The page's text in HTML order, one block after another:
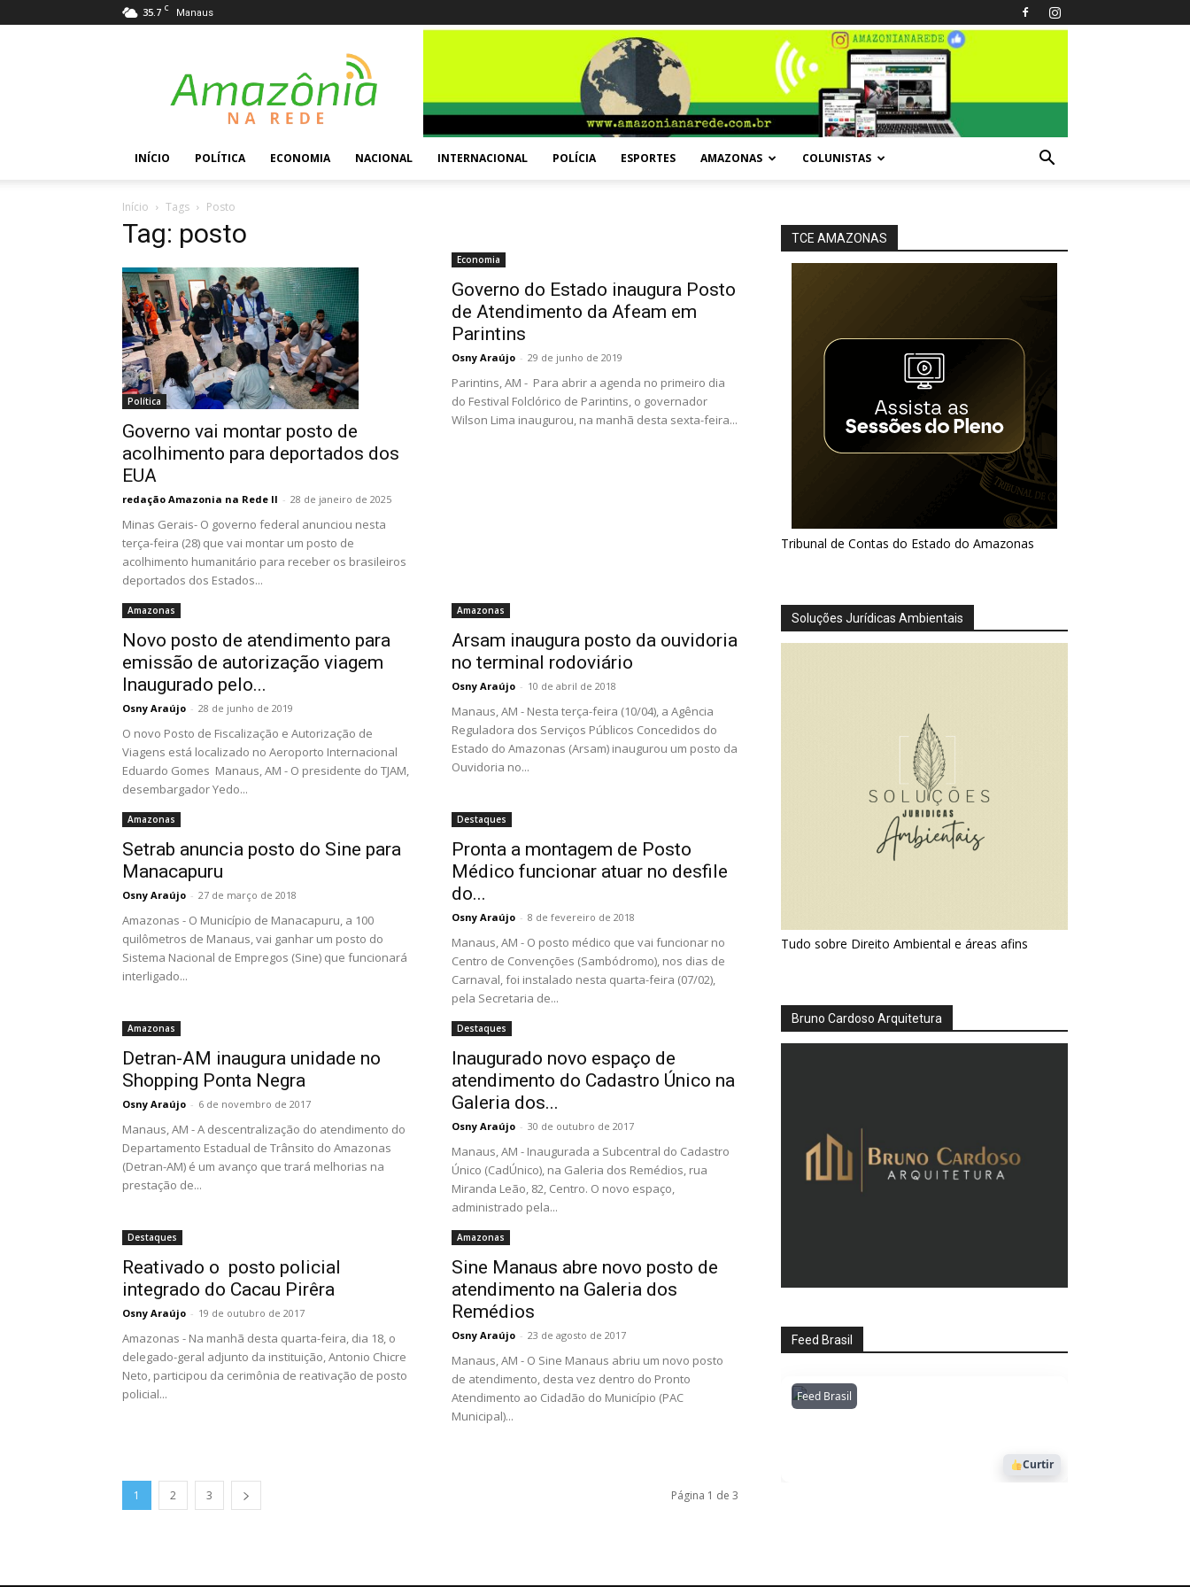
35.7 C Manaus
Rede
INÍCIO POLÍTICA ECONOMIA NACIONAL INTERNACIONAL POLÍCIA ESPORTES AMAZONAS COLUNISTAS
Início Tags Posto
Tag: posto
Política
Governo vai montar posto de
acolhimento para deportados dos
EUA
redação Amazonia na Rede II - 28 de janeiro de 2025
Minas Gerais- O governo federal anunciou nesta
terça-feira (28) que vai montar um posto de
acolhimento humanitário para receber os brasileiros
deportados dos Estados...
Economia
Governo do Estado inaugura Posto
de Atendimento da Afeam em
Parintins
Osny Araújo - 29 de junho de 2019
Parintins, AM - Para abrir a agenda no primeiro dia
do Festival Folclórico de Parintins, o governador
Wilson Lima inaugurou, na manhã desta sexta-feira...
Amazonas
Novo posto de atendimento para
emissão de autorização viagem
Inaugurado pelo...
Osny Araújo - 28 de junho de 2019
O novo Posto de Fiscalização e Autorização de
Viagens está localizado no Aeroporto Internacional
Eduardo Gomes Manaus, AM - O presidente do TJAM,
desembargador Yedo...
Amazonas
Arsam inaugura posto da ouvidoria
no terminal rodoviário
Osny Araújo - 10 de abril de 2018
Manaus, AM - Nesta terça-feira (10/04), a Agência
Reguladora dos Serviços Públicos Concedidos do
Estado do Amazonas (Arsam) inaugurou um posto da
Ouvidoria no...
Amazonas
Setrab anuncia posto do Sine para
Manacapuru
Osny Araújo - 27 de março de 2018
Amazonas - O Município de Manacapuru, a 100
quilômetros de Manaus, vai ganhar um posto do
Sistema Nacional de Empregos (Sine) que funcionará
interligado...
Destaques
Pronta a montagem de Posto
Médico funcionar atuar no desfile
do...
Osny Araújo - 8 de fevereiro de 2018
Manaus, AM - O posto médico que vai funcionar no
Centro de Convenções (Sambódromo), nos dias de
Carnaval, foi instalado nesta quarta-feira (07/02),
pela Secretaria de...
Amazonas
Detran-AM inaugura unidade no
Shopping Ponta Negra
Osny Araújo - 6 de novembro de 2017
Manaus, AM - A descentralização do atendimento do
Departamento Estadual de Trânsito do Amazonas
(Detran-AM) é um avanço que trará melhorias na
prestação de...
Destaques
Inaugurado novo espaço de
atendimento do Cadastro Único na
Galeria dos...
Osny Araújo - 30 de outubro de 2017
Manaus, AM - Inaugurada a Subcentral do Cadastro
Único (CadÚnico), na Galeria dos Remédios, rua
Miranda Leão, 82, Centro. O novo espaço,
administrado pela...
Destaques
Reativado o posto policial
integrado do Cacau Pirêra
Osny Araújo - 19 de outubro de 2017
Amazonas - Na manhã desta quarta-feira, dia 18, o
delegado-geral adjunto da instituição, Antonio Chicre
Neto, participou da cerimônia de reativação de posto
policial...
Amazonas
Sine Manaus abre novo posto de
atendimento na Galeria dos
Remédios
Osny Araújo - 23 de agosto de 2017
Manaus, AM - O Sine Manaus abriu um novo posto
de atendimento, desta vez dentro do Pronto
Atendimento ao Cidadão do Município (PAC
Municipal)...
1 2 3 Página 1 de 3
TCE AMAZONAS
Tribunal de Contas do Estado do Amazonas
Soluções Jurídicas Ambientais
Tudo sobre Direito Ambiental e áreas afins
Bruno Cardoso Arquitetura
Feed Brasil
Feed BrasilAmazonianarede
1053
Curtir